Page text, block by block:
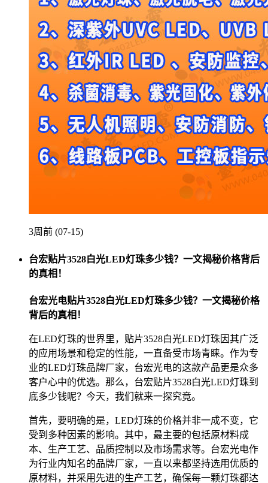
3周前 (07-15)
台宏贴片3528白光LED灯珠多少钱？一文揭秘价格背后
的真相！
台宏光电贴片3528白光LED灯珠多少钱？一文揭秘价格
背后的真相！
在LED灯珠的世界里，贴片3528白光LED灯珠因其广泛
的应用场景和稳定的性能，一直备受市场青睐。作为专
业的LED灯珠品牌厂家，台宏光电的这款产品更是众多
客户心中的优选。那么，台宏贴片3528白光LED灯珠到
底多少钱呢？今天，我们就来一探究竟。
首先，要明确的是，LED灯珠的价格并非一成不变，它
受到多种因素的影响。其中，最主要的包括原材料成
本、生产工艺、品质控制以及市场需求等。台宏光电作
为行业内知名的品牌厂家，一直以来都坚持选用优质的
原材料，并采用先进的生产工艺，确保每一颗灯珠都达